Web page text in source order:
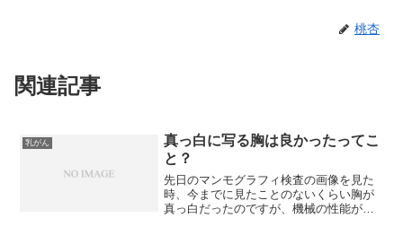
桃杏
関連記事
乳がん
真っ白に写る胸は良かったってこ
と？
先日のマンモグラフィ検査の画像を見た
時、今までに見たことのないくらい胸が
真っ白だったのですが、機械の性能が良